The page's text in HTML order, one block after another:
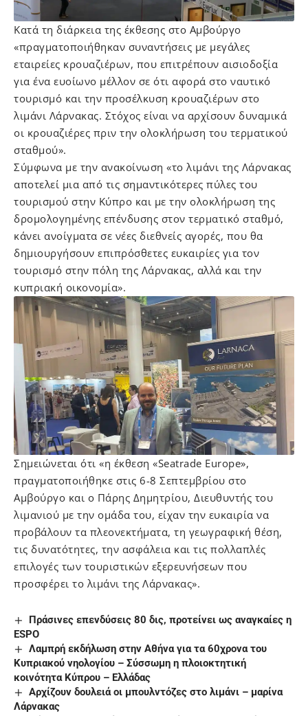
Κατά τη διάρκεια της έκθεσης στο Αμβούργο
«πραγματοποιήθηκαν συναντήσεις με μεγάλες
εταιρείες κρουαζιέρων, που επιτρέπουν αισιοδοξία
για ένα ευοίωνο μέλλον σε ότι αφορά στο ναυτικό
τουρισμό και την προσέλκυση κρουαζιέρων στο
λιμάνι Λάρνακας. Στόχος είναι να αρχίσουν δυναμικά
οι κρουαζιέρες πριν την ολοκλήρωση του τερματικού
σταθμού».
Σύμφωνα με την ανακοίνωση «το λιμάνι της Λάρνακας
αποτελεί μια από τις σημαντικότερες πύλες του
τουρισμού στην Κύπρο και με την ολοκλήρωση της
δρομολογημένης επένδυσης στον τερματικό σταθμό,
κάνει ανοίγματα σε νέες διεθνείς αγορές, που θα
δημιουργήσουν επιπρόσθετες ευκαιρίες για τον
τουρισμό στην πόλη της Λάρνακας, αλλά και την
κυπριακή οικονομία».
Σημειώνεται ότι «η έκθεση «Seatrade Europe»,
πραγματοποιήθηκε στις 6-8 Σεπτεμβρίου στο
Aμβούργο και ο Πάρης Δημητρίου, Διευθυντής του
λιμανιού με την ομάδα του, είχαν την ευκαιρία να
προβάλουν τα πλεονεκτήματα, τη γεωγραφική θέση,
τις δυνατότητες, την ασφάλεια και τις πολλαπλές
επιλογές των τουριστικών εξερευνήσεων που
προσφέρει το λιμάνι της Λάρνακας».
Πράσινες επενδύσεις 80 δις, προτείνει ως αναγκαίες η
ESPO
Λαμπρή εκδήλωση στην Αθήνα για τα 60χρονα του
Κυπριακού νηολογίου – Σύσσωμη η πλοιοκτητική
κοινότητα Κύπρου – Ελλάδας
Αρχίζουν δουλειά οι μπουλντόζες στο λιμάνι – μαρίνα
Λάρνακας